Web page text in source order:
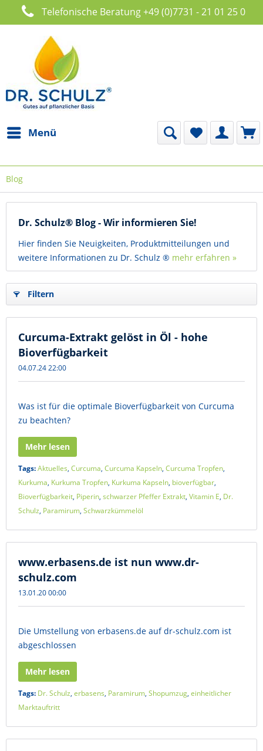
Telefonische Beratung +49 (0)7731 - 21 01 25 0
Menü
Blog
Dr. Schulz® Blog - Wir informieren Sie!
Hier finden Sie Neuigkeiten, Produktmitteilungen und
weitere Informationen zu Dr. Schulz ® mehr erfahren »
Filtern
Curcuma-Extrakt gelöst in Öl - hohe
Bioverfügbarkeit
04.07.24 22:00
Was ist für die optimale Bioverfügbarkeit von Curcuma
zu beachten?
Mehr lesen
Tags:Aktuelles, Curcuma, Curcuma Kapseln, Curcuma Tropfen,
Kurkuma, Kurkuma Tropfen, Kurkuma Kapseln, bioverfügbar,
Bioverfügbarkeit, Piperin, schwarzer Pfeffer Extrakt, Vitamin E, Dr.
Schulz, Paramirum, Schwarzkümmelöl
www.erbasens.de ist nun www.dr-
schulz.com
13.01.20 00:00
Die Umstellung von erbasens.de auf dr-schulz.com ist
abgeschlossen
Mehr lesen
Tags: Dr. Schulz, erbasens, Paramirum, Shopumzug, einheitlicher
Marktauftritt